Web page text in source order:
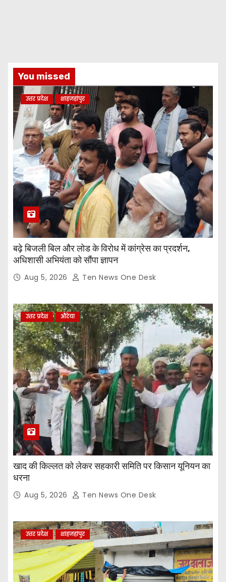
You missed
उत्तर प्रदेश शाहजहांपुर
बढ़े बिजली बिल और लोड के विरोध में कांग्रेस का प्रदर्शन,
अधिशासी अभियंता को सौंपा ज्ञापन
Aug 5, 2026 Ten News One Desk
उत्तर प्रदेश औरेया
खाद की किल्लत को लेकर सहकारी समिति पर किसान यूनियन का
धरना
Aug 5, 2026 Ten News One Desk
उत्तर प्रदेश शाहजहांपुर